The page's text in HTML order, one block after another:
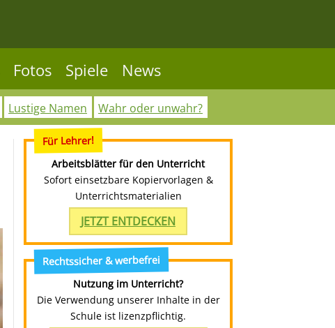
Fotos Spiele News
Lustige Namen Wahr oder unwahr?
Für Lehrer!
Arbeitsblätter für den Unterricht
Sofort einsetzbare Kopiervorlagen &
Unterrichtsmaterialien
JETZT ENTDECKEN
Rechtssicher & werbefrei
Nutzung im Unterricht?
Die Verwendung unserer Inhalte in der
Schule ist lizenzpflichtig.